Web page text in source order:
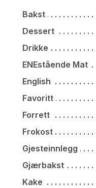
Bakst
Dessert
Drikke
ENEstående Mat
English
Favoritt
Forrett
Frokost
Gjesteinnlegg
Gjærbakst
Kake